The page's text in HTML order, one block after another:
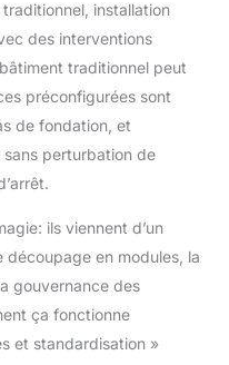
installation
des interventions
traditionnel peut
préconfigurées sont
de fondation, et
sans perturbation de
ils viennent d’un
en modules, la
gouvernance des
ça fonctionne
et standardisation »